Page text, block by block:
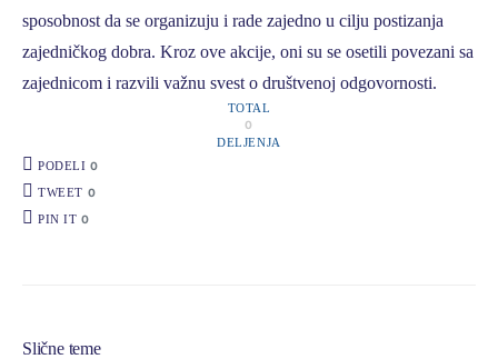
sposobnost da se organizuju i rade zajedno u cilju postizanja
zajedničkog dobra. Kroz ove akcije, oni su se osetili povezani sa
zajednicom i razvili važnu svest o društvenoj odgovornosti.
TOTAL
0
DELJENJA
PODELI 0
TWEET 0
PIN IT 0
Slične teme